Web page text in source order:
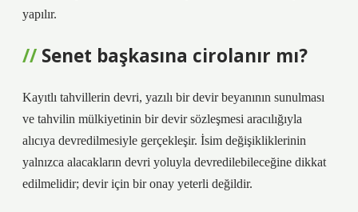
yapılır.
Senet başkasına cirolanır mı?
Kayıtlı tahvillerin devri, yazılı bir devir beyanının sunulması
ve tahvilin mülkiyetinin bir devir sözleşmesi aracılığıyla
alıcıya devredilmesiyle gerçekleşir. İsim değişikliklerinin
yalnızca alacakların devri yoluyla devredilebileceğine dikkat
edilmelidir; devir için bir onay yeterli değildir.